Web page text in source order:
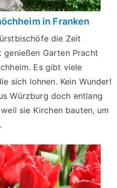
in Franken
die Zeit
Garten Pracht
Es gibt viele
sich lohnen. Kein Wunder!
Würzburg doch entlang
sie Kirchen bauten, um